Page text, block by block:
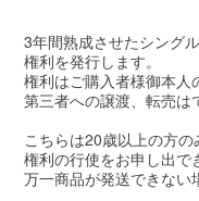
3年間熟成させたシング
権利を発行します。
権利はご購入者様御本人
第三者への譲渡、転売は
こちらは20歳以上の方の
権利の行使をお申し出
万一商品が発送できない